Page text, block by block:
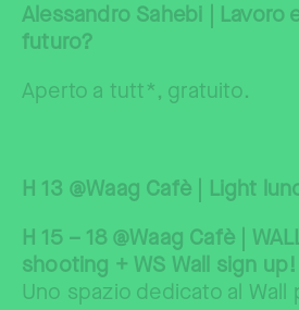
Alessandro Sahebi | Lavoro
futuro?
Aperto a tutt*, gratuito.
H 13 @Waag Cafè | Light
H 15 – 18 @Waag Cafè |
shooting + WS Wall sign up!
Uno spazio dedicato al